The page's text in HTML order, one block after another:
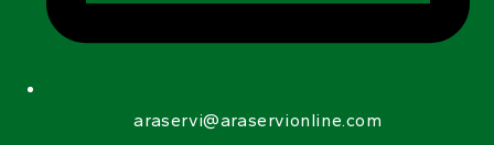
araservi@araservionline.com